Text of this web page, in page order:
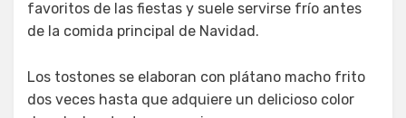
favoritos de las fiestas y suele servirse frío antes
de la comida principal de Navidad.
Los tostones se elaboran con plátano macho frito
dos veces hasta que adquiere un delicioso color